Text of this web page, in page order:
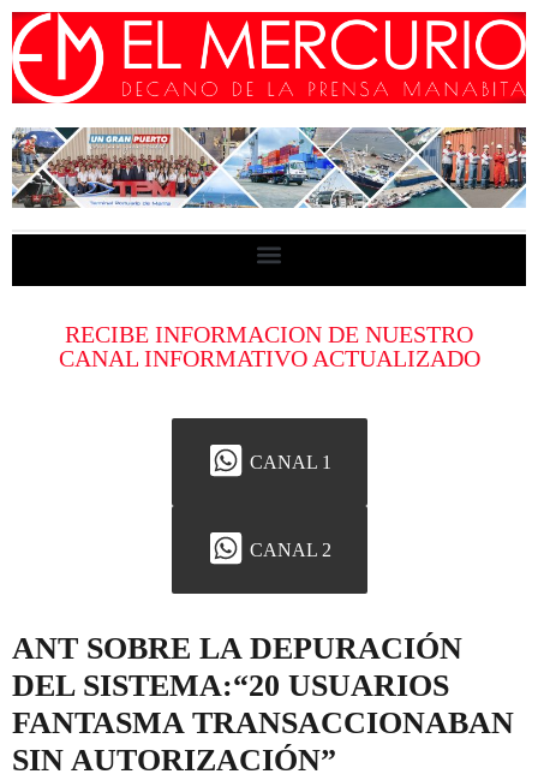
RECIBE INFORMACION DE NUESTRO
CANAL INFORMATIVO ACTUALIZADO
CANAL 1
CANAL 2
ANT SOBRE LA DEPURACIÓN
DEL SISTEMA:“20 USUARIOS
FANTASMA TRANSACCIONABAN
SIN AUTORIZACIÓN”